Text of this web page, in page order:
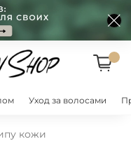
Уход за волосами
кожи